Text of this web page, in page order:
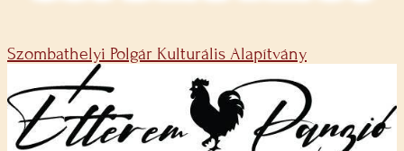
Szombathelyi Polgár Kulturális Alapítvány